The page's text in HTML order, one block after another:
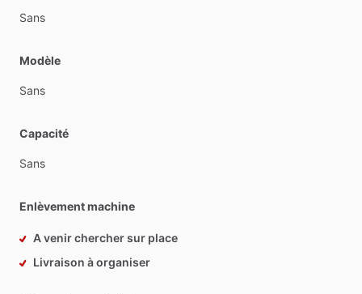
Sans
Modèle
Sans
Capacité
Sans
Enlèvement machine
A venir chercher sur place
Livraison à organiser